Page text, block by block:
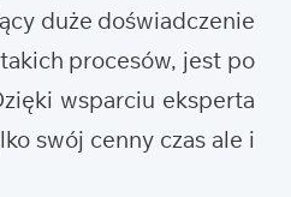
duże doświadczenie
procesów, jest po
wsparciu eksperta
swój cenny czas ale i